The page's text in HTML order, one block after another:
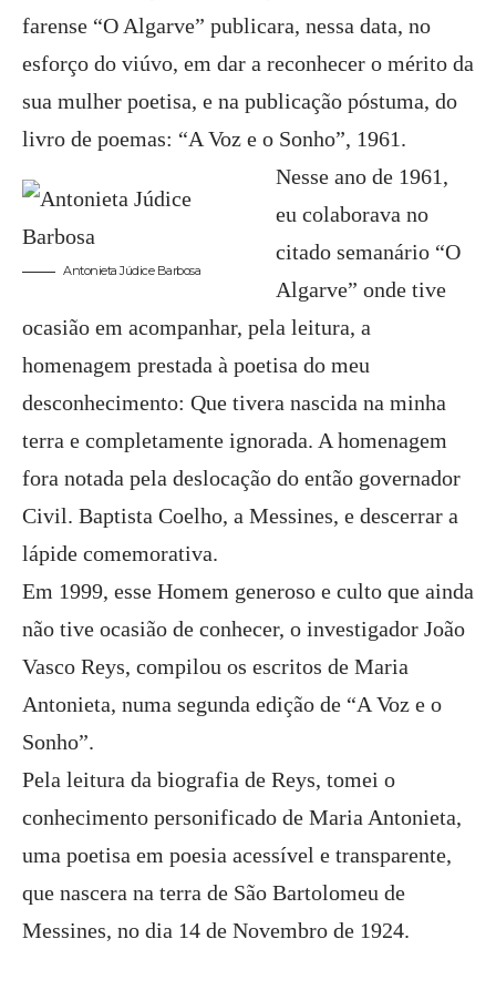
farense “O Algarve” publicara, nessa data, no
esforço do viúvo, em dar a reconhecer o mérito da
sua mulher poetisa, e na publicação póstuma, do
livro de poemas: “A Voz e o Sonho”, 1961.
Antonieta Júdice Barbosa
Nesse ano de 1961,
eu colaborava no
citado semanário “O
Algarve” onde tive
ocasião em acompanhar, pela leitura, a
homenagem prestada à poetisa do meu
desconhecimento: Que tivera nascida na minha
terra e completamente ignorada. A homenagem
fora notada pela deslocação do então governador
Civil. Baptista Coelho, a Messines, e descerrar a
lápide comemorativa.
Em 1999, esse Homem generoso e culto que ainda
não tive ocasião de conhecer, o investigador João
Vasco Reys, compilou os escritos de Maria
Antonieta, numa segunda edição de “A Voz e o
Sonho”.
Pela leitura da biografia de Reys, tomei o
conhecimento personificado de Maria Antonieta,
uma poetisa em poesia acessível e transparente,
que nascera na terra de São Bartolomeu de
Messines, no dia 14 de Novembro de 1924.